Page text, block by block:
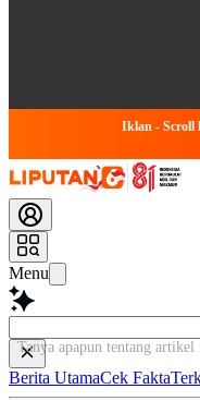
Iklan - Scroll
Menu
Tanya apapun tentang artikel
Berita UtamaCek Fakta